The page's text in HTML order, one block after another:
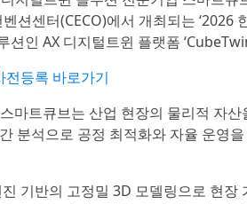
션센터(CECO)에서 개최되는 ‘2026
션인 AX 디지털트윈 플랫폼
전등록 바로가기
마트큐브는 산업 현장의 물리적 자
분석으로 공정 최적화와 자율 운영
기반의 고정밀 3D 모델링으로 현장